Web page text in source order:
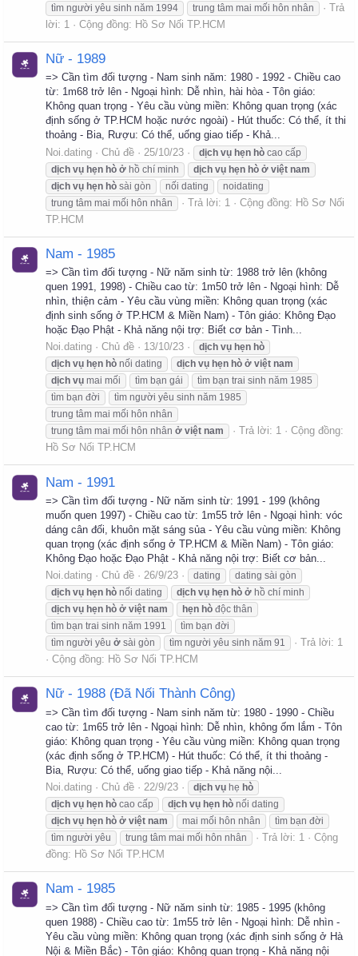
tìm người yêu sinh năm 1994
trung tâm mai mối hôn nhân
Trả
lời: 1
Cộng đồng: Hồ Sơ Nối TP.HCM
Nữ - 1989
=> Cần tìm đối tượng - Nam sinh năm: 1980 - 1992 - Chiều cao
từ: 1m68 trở lên - Ngoại hình: Dễ nhìn, hài hòa - Tôn giáo:
Không quan trọng - Yêu cầu vùng miền: Không quan trọng (xác
định sống ở TP.HCM hoặc nước ngoài) - Hút thuốc: Có thể, ít thi
thoảng - Bia, Rượu: Có thể, uống giao tiếp - Khả...
Noi.dating
Chủ đề 25/10/23 dịch vụ hẹn hò cao cấp
dịch vụ hẹn hò ở hồ chí minh dịch vụ hẹn hò ở việt nam
dịch vụ hẹn hò sài gòn nối dating
noidating
trung tâm mai mối hôn nhân
Trả lời: 1 Cộng đồng: Hồ Sơ Nối
TP.HCM
Nam - 1985
=> Cần tìm đối tượng - Nữ năm sinh từ: 1988 trở lên (không
quen 1991, 1998) - Chiều cao từ: 1m50 trở lên - Ngoại hình: Dễ
nhìn, thiện cảm - Yêu cầu vùng miền: Không quan trọng (xác
định sinh sống ở TP.HCM & Miền Nam) - Tôn giáo: Không Đạo
hoặc Đạo Phật - Khả năng nội trợ: Biết cơ bản - Tình...
Noi.dating
Chủ đề 13/10/23 dịch vụ hẹn hò
dịch vụ hẹn hò nối dating dịch vụ hẹn hò ở việt nam
dịch vụ mai mối tìm bạn gái
tìm bạn trai sinh năm 1985
tìm bạn đời
tìm người yêu sinh năm 1985
trung tâm mai mối hôn nhân
trung tâm mai mối hôn nhân ở việt nam Trả lời: 1
Cộng đồng:
Hồ Sơ Nối TP.HCM
Nam - 1991
=> Cần tìm đối tượng - Nữ năm sinh từ: 1991 - 199 (không
muốn quen 1997) - Chiều cao từ: 1m55 trở lên - Ngoại hình: vóc
dáng cân đối, khuôn mặt sáng sủa - Yêu cầu vùng miền: Không
quan trọng (xác định sống ở TP.HCM & Miền Nam) - Tôn giáo:
Không Đạo hoặc Đạo Phật - Khả năng nội trợ: Biết cơ bản...
Noi.dating
Chủ đề 26/9/23 dating
dating sài gòn
dịch vụ hẹn hò nối dating dịch vụ hẹn hò ở hồ chí minh
dịch vụ hẹn hò ở việt nam hẹn hò độc thân
tìm bạn trai sinh năm 1991
tìm bạn đời
tìm người yêu ở sài gòn tìm người yêu sinh năm 91
Trả lời: 1
Cộng đồng: Hồ Sơ Nối TP.HCM
Nữ - 1988 (Đã Nối Thành Công)
=> Cần tìm đối tượng - Nam sinh năm từ: 1980 - 1990 - Chiều
cao từ: 1m65 trở lên - Ngoại hình: Dễ nhìn, không ốm lắm - Tôn
giáo: Không quan trọng - Yêu cầu vùng miền: Không quan trọng
(xác định sống ở TP.HCM) - Hút thuốc: Có thể, ít thi thoảng -
Bia, Rượu: Có thể, uống giao tiếp - Khả năng nội...
Noi.dating
Chủ đề 22/9/23 dịch vụ hẹ hò
dịch vụ hẹn hò cao cấp dịch vụ hẹn hò nối dating
dịch vụ hẹn hò ở việt nam mai mối hôn nhân
tìm bạn đời
tìm người yêu
trung tâm mai mối hôn nhân Trả lời: 1
Cộng
đồng: Hồ Sơ Nối TP.HCM
Nam - 1985
=> Cần tìm đối tượng - Nữ năm sinh từ: 1985 - 1995 (không
quen 1988) - Chiều cao từ: 1m55 trở lên - Ngoại hình: Dễ nhìn -
Yêu cầu vùng miền: Không quan trọng (xác định sinh sống ở Hà
Nội & Miền Bắc) - Tôn giáo: Không quan trọng - Khả năng nội